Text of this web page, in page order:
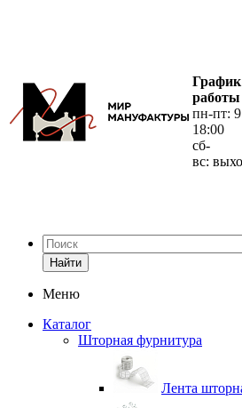
График
работы
пн-пт:
18:00
сб-
вс:
Найти
Меню
Каталог
Шторная фурнитура
Лента